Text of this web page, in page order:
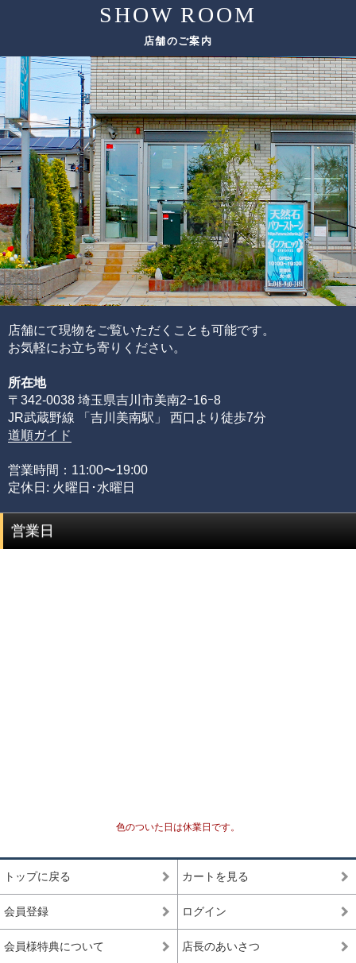
SHOW ROOM
店舗のご案内
店舗にて現物をご覧いただくことも可能です。
お気軽にお立ち寄りください。
所在地
〒342-0038 埼玉県吉川市美南2ｰ16ｰ8
JR武蔵野線 「吉川美南駅」 西口より徒歩7分
道順ガイド
営業時間：11:00〜19:00
定休日: 火曜日･水曜日
営業日
色のついた日は休業日です。
トップに戻る カートを見る
会員登録 ログイン
会員様特典について 店長のあいさつ